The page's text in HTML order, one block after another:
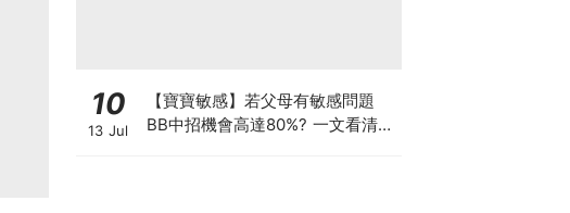
10
13 Jul
【寶寶敏感】若父母有敏感問題
BB中招機會高達80%? 一文看清預